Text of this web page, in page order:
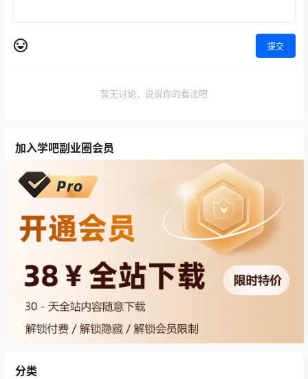
提交
暂无讨论，说说你的看法吧
加入学吧副业圈会员
分类